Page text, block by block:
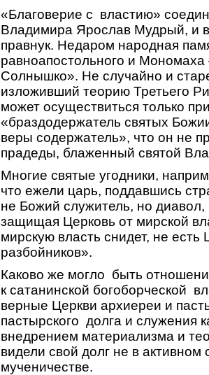
«Благоверие с властию»
Владимира Ярослав Мудрый, и
правнук. Недаром народная
равноапостольного и
Солнышко». Не случайно и
изложивший теорию Третьего
может осуществиться только
«браздодержатель святых
веры содержатель», что он не
прадеды, блаженный святой
Многие святые угодники,
что ежели царь, поддавшись
не Божий служитель, но
защищая Церковь от мирской
мирскую власть снидет, не
разбойников».
Каково же могло быть
к сатанинской богоборческой
верные Церкви архиереи и
пастырского долга и служения
внедрением материализма и
видели свой долг не в активном
мученичестве.